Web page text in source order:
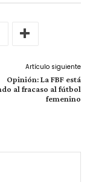
Artículo siguiente
Opinión: La FBF está
al fracaso al fútbol
femenino